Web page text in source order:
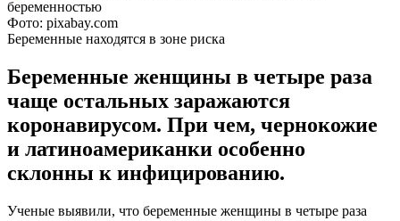
Фото: pixabay.com
Беременные находятся в зоне риска
Беременные женщины в четыре раза
чаще остальных заражаются
коронавирусом. При чем, чернокожие
и латиноамериканки особенно
склонны к инфицированию.
Ученые выявили, что беременные женщины в четыре раза